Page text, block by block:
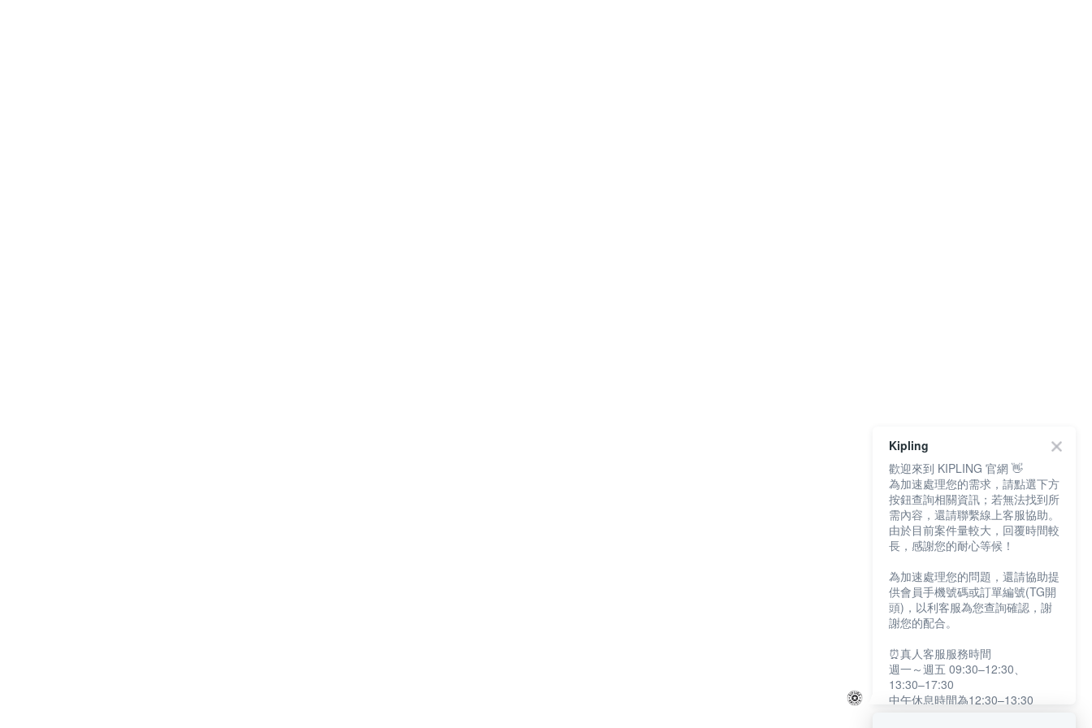
Kipling
歡迎來到 KIPLING 官網 👋
為加速處理您的需求，請點選下方
按鈕查詢相關資訊；若無法找到所
需內容，還請聯繫線上客服協助。
由於目前案件量較大，回覆時間較
長，感謝您的耐心等候！
為加速處理您的問題，還請協助提
供會員手機號碼或訂單編號(TG開
頭)，以利客服為您查詢確認，謝
謝您的配合。
⏰真人客服服務時間
週一～週五 09:30–12:30、
13:30–17:30
中午休息時間為12:30–13:30